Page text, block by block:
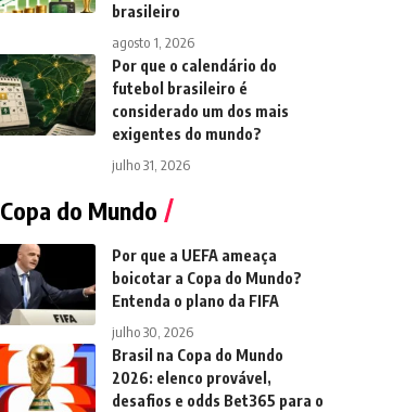
brasileiro
agosto 1, 2026
Por que o calendário do
futebol brasileiro é
considerado um dos mais
exigentes do mundo?
julho 31, 2026
Copa do Mundo
Por que a UEFA ameaça
boicotar a Copa do Mundo?
Entenda o plano da FIFA
julho 30, 2026
Brasil na Copa do Mundo
2026: elenco provável,
desafios e odds Bet365 para o